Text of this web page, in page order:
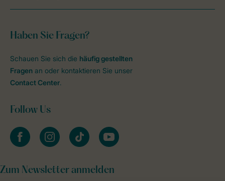
Haben Sie Fragen?
Schauen Sie sich die häufig gestellten
Fragen an oder kontaktieren Sie unser
Contact Center.
Follow Us
facebookinstagramtiktok youtube
Zum Newsletter anmelden